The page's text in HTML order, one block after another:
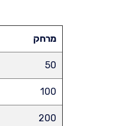
מרחק
50
100
200